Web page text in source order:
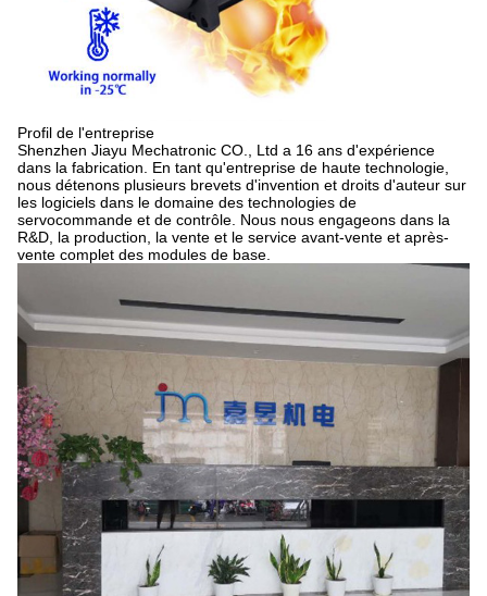
Profil de l'entreprise
Shenzhen Jiayu Mechatronic CO., Ltd a 16 ans d'expérience
dans la fabrication. En tant qu'entreprise de haute technologie,
nous détenons plusieurs brevets d'invention et droits d'auteur sur
les logiciels dans le domaine des technologies de
servocommande et de contrôle. Nous nous engageons dans la
R&D, la production, la vente et le service avant-vente et après-
vente complet des modules de base.